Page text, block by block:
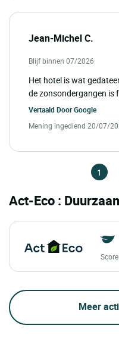
Jean-Michel C.
Blijf binnen 07/2026
Het hotel is wat
de zonsondergangen is
Vertaald DoorGoogle
Mening ingediend 20/07/
1
Act-Eco :
Meer